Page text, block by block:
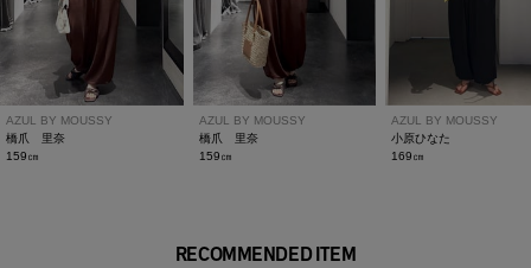
り、実物と色味が異なる場合がございます。
※着用、お取り扱いの際は、アテンションタグをご確認くださ
い。
AZUL BY MOUSSY
橋爪 里奈
159㎝
AZUL BY MOUSSY
橋爪 里奈
159㎝
AZUL BY MOUSSY
小原ひなた
169㎝
RECOMMENDED ITEM